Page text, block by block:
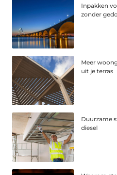
Inpakken
zonder
Meer
uit je terras
Duurzame
diesel